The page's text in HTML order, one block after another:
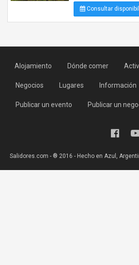
Consultar
Alojamiento Dónde comer
Negocios Lugares Información
Publicar un evento Publicar un
Salidores.com - ® 2016 - Hecho en Azul,